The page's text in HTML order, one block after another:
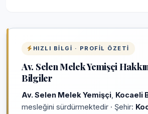
HIZLI BILGI · PROFIL ÖZETI
Av. Selen Melek Yemişçi
Bilgiler
Av. Selen Melek Yemişçi Kocaeli
mesleğini sürdürmektedir · Şehir: